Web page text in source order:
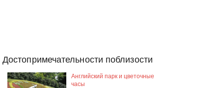
Достопримечательности поблизости
Английский парк и цветочные
часы